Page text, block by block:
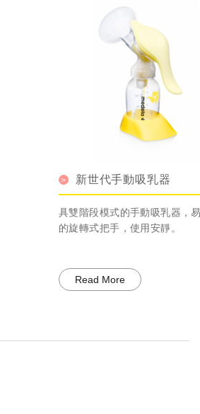
新世代手動吸乳器
具雙階段模式的手動吸乳器，易操作
的旋轉式把手，使用安靜。
Read More